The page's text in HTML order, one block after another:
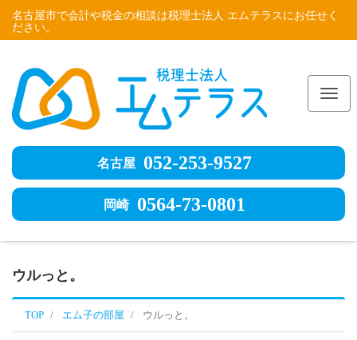
名古屋市で会計や税金の相談は税理士法人 エムテラスにお任せく
ださい。
名古屋 052-253-9527
岡崎 0564-73-0801
ウルっと。
TOP エム子の部屋 ウルっと。